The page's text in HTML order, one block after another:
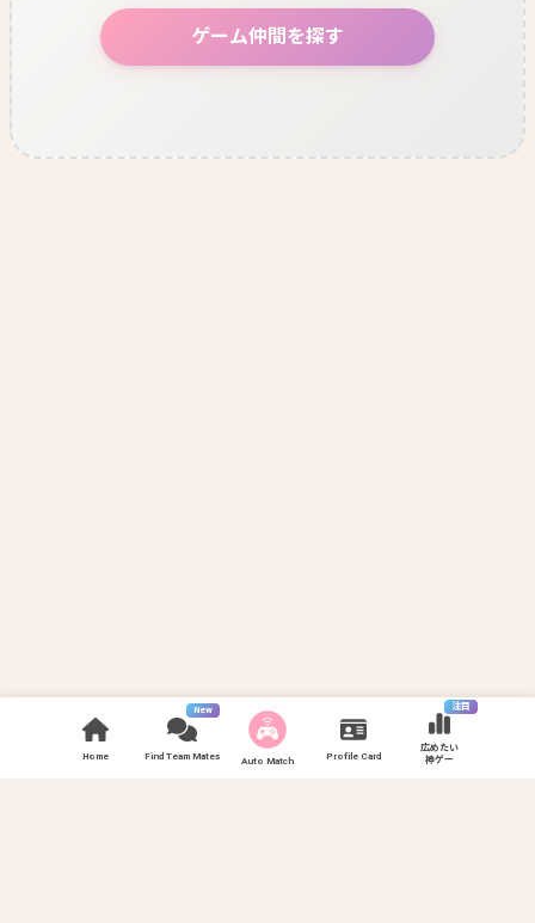
Home
New
Find Team Mates Auto Match Profile Card
注目
広めたい
神ゲー
ゲーム仲間を探す